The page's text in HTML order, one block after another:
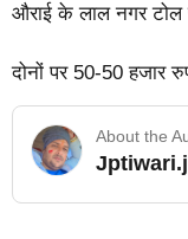
औराई के लाल नगर टोल
दोनों पर 50-50 हजार
About the